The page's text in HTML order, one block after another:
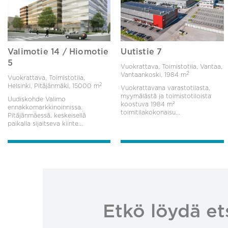
Valimotie 14 / Hiomotie
5
Vuokrattava, Toimistotila,
Helsinki, Pitäjänmäki, 15000 m2
Uudiskohde Valimo
ennakkomarkkinoinnissa.
Pitäjänmäessä, keskeisellä
paikalla sijaitseva kiinte...
Uutistie 7
Vuokrattava, Toimistotila, Vantaa,
Vantaankoski,1984 m2
Vuokrattavana varastotilasta,
myymälästä ja toimistotiloista
koostuva 1984 m²
toimitilakokonaisu...
Etkö löydä